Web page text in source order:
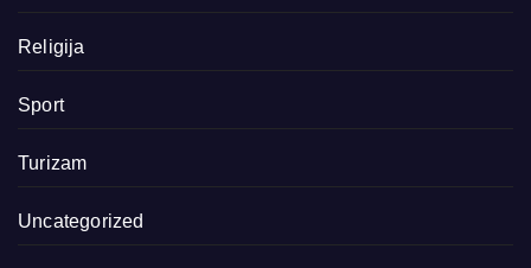
Religija
Sport
Turizam
Uncategorized